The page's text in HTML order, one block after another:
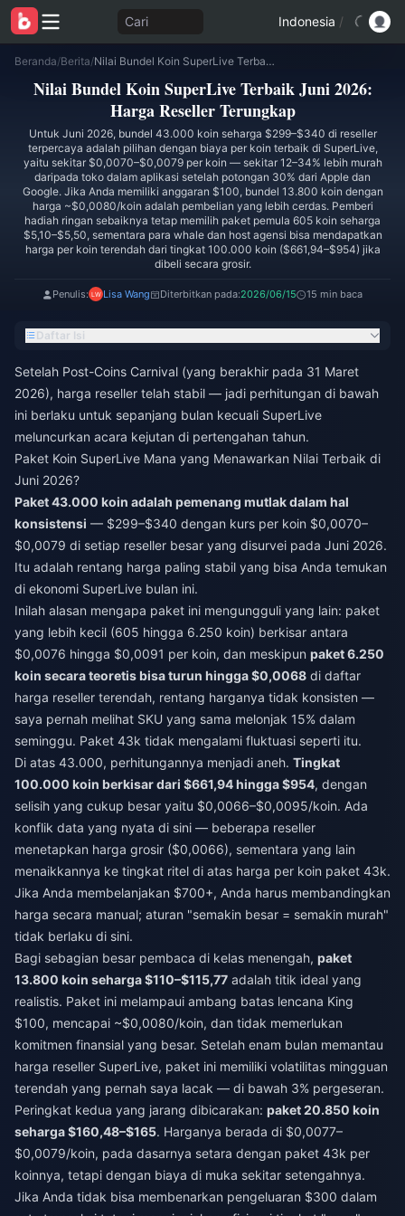
Cari Indonesia /
Beranda/Berita/ Nilai Bundel Koin SuperLive Terbaik Juni 2026: Harga Reseller Terungkap
Nilai Bundel Koin SuperLive Terbaik Juni 2026:
Harga Reseller Terungkap
Untuk Juni 2026, bundel 43.000 koin seharga $299–$340 di reseller
terpercaya adalah pilihan dengan biaya per koin terbaik di SuperLive,
yaitu sekitar $0,0070–$0,0079 per koin — sekitar 12–34% lebih murah
daripada toko dalam aplikasi setelah potongan 30% dari Apple dan
Google. Jika Anda memiliki anggaran $100, bundel 13.800 koin dengan
harga ~$0,0080/koin adalah pembelian yang lebih cerdas. Pemberi
hadiah ringan sebaiknya tetap memilih paket pemula 605 koin seharga
$5,10–$5,50, sementara para whale dan host agensi bisa mendapatkan
harga per koin terendah dari tingkat 100.000 koin ($661,94–$954) jika
dibeli secara grosir.
Penulis: Lisa Wang Diterbitkan pada:2026/06/15 15 min baca
Daftar Isi
Setelah Post-Coins Carnival (yang berakhir pada 31 Maret
2026), harga reseller telah stabil — jadi perhitungan di bawah
ini berlaku untuk sepanjang bulan kecuali SuperLive
meluncurkan acara kejutan di pertengahan tahun.
Paket Koin SuperLive Mana yang Menawarkan Nilai Terbaik di
Juni 2026?
Paket 43.000 koin adalah pemenang mutlak dalam hal
konsistensi — $299–$340 dengan kurs per koin $0,0070–
$0,0079 di setiap reseller besar yang disurvei pada Juni 2026.
Itu adalah rentang harga paling stabil yang bisa Anda temukan
di ekonomi SuperLive bulan ini.
Inilah alasan mengapa paket ini mengungguli yang lain: paket
yang lebih kecil (605 hingga 6.250 koin) berkisar antara
$0,0076 hingga $0,0091 per koin, dan meskipun paket 6.250
koin secara teoretis bisa turun hingga $0,0068 di daftar
harga reseller terendah, rentang harganya tidak konsisten —
saya pernah melihat SKU yang sama melonjak 15% dalam
seminggu. Paket 43k tidak mengalami fluktuasi seperti itu.
Di atas 43.000, perhitungannya menjadi aneh. Tingkat
100.000 koin berkisar dari $661,94 hingga $954, dengan
selisih yang cukup besar yaitu $0,0066–$0,0095/koin. Ada
konflik data yang nyata di sini — beberapa reseller
menetapkan harga grosir ($0,0066), sementara yang lain
menaikkannya ke tingkat ritel di atas harga per koin paket 43k.
Jika Anda membelanjakan $700+, Anda harus membandingkan
harga secara manual; aturan "semakin besar = semakin murah"
tidak berlaku di sini.
Bagi sebagian besar pembaca di kelas menengah, paket
13.800 koin seharga $110–$115,77 adalah titik ideal yang
realistis. Paket ini melampaui ambang batas lencana King
$100, mencapai ~$0,0080/koin, dan tidak memerlukan
komitmen finansial yang besar. Setelah enam bulan memantau
harga reseller SuperLive, paket ini memiliki volatilitas mingguan
terendah yang pernah saya lacak — di bawah 3% pergeseran.
Peringkat kedua yang jarang dibicarakan: paket 20.850 koin
seharga $160,48–$165. Harganya berada di $0,0077–
$0,0079/koin, pada dasarnya setara dengan paket 43k per
koinnya, tetapi dengan biaya di muka sekitar setengahnya.
Jika Anda tidak bisa membenarkan pengeluaran $300 dalam